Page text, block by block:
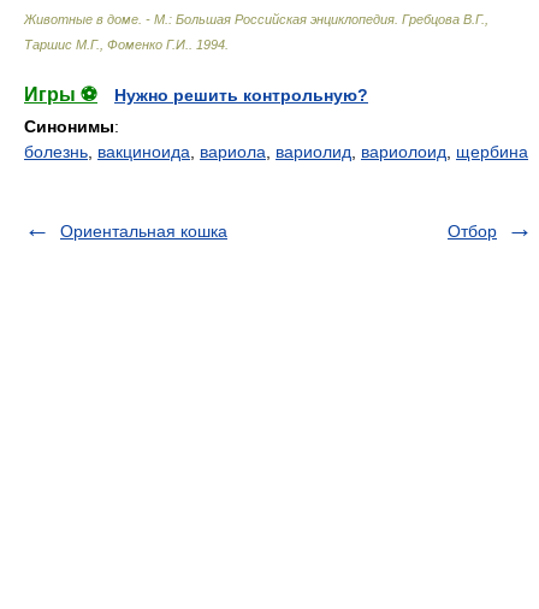
Животные в доме. - М.: Большая Российская энциклопедия Гребцова В.Г.,
Таршис М.Г., Фоменко Г.И.
1994
Игры ⚽
Нужно решить контрольную?
Синонимы:
болезнь вакциноида вариола вариолид вариолоид щербина
Ориентальная кошка Отбор